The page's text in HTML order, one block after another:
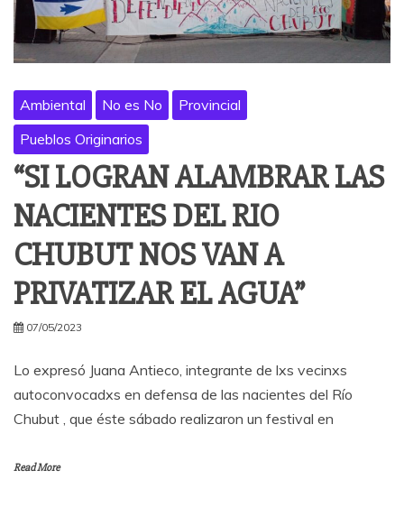
Ambiental No es No
Provincial
Pueblos Originarios
“SI LOGRAN ALAMBRAR LAS
NACIENTES DEL RIO
CHUBUT NOS VAN A
PRIVATIZAR EL AGUA”
07/05/2023
Lo expresó Juana Antieco, integrante de lxs vecinxs
autoconvocadxs en defensa de las nacientes del Río
Chubut , que éste sábado realizaron un festival en
Read More